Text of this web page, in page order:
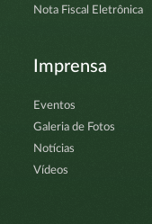
Nota Fiscal Eletrônica
Imprensa
Eventos
Galeria de Fotos
Notícias
Vídeos